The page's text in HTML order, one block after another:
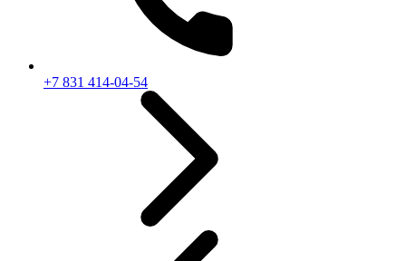
+7 831 414-04-54